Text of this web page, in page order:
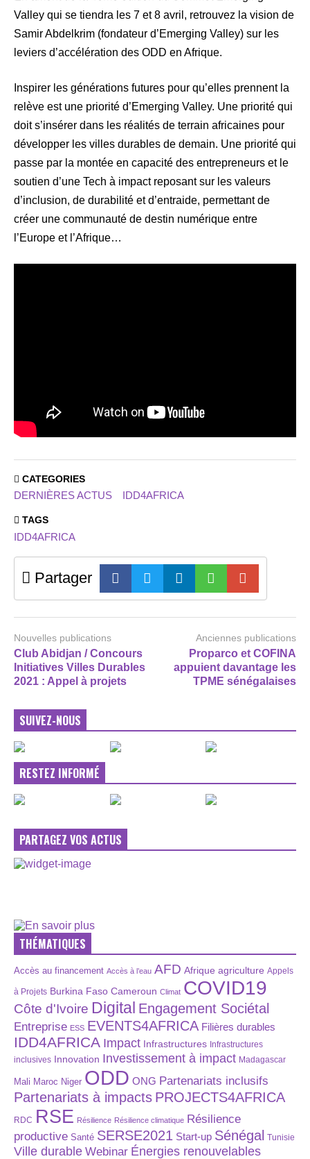
Valley qui se tiendra les 7 et 8 avril, retrouvez la vision de
Samir Abdelkrim (fondateur d’Emerging Valley) sur les
leviers d’accélération des ODD en Afrique.
Inspirer les générations futures pour qu’elles prennent la
relève est une priorité d’Emerging Valley. Une priorité qui
doit s’insérer dans les réalités de terrain africaines pour
développer les villes durables de demain. Une priorité qui
passe par la montée en capacité des entrepreneurs et le
soutien d’une Tech à impact reposant sur les valeurs
d’inclusion, de durabilité et d’entraide, permettant de
créer une communauté de destin numérique entre
l’Europe et l’Afrique…
CATEGORIES
DERNIÈRES ACTUS IDD4AFRICA
TAGS
IDD4AFRICA
Partager
Nouvelles publications
Club Abidjan / Concours
Initiatives Villes Durables
2021 : Appel à projets
Anciennes publications
Proparco et COFINA
appuient davantage les
TPME sénégalaises
SUIVEZ-NOUS
RESTEZ INFORMÉ
PARTAGEZ VOS ACTUS
THÉMATIQUES
Accès au financement Accès à l’eau AFD Afrique agriculture Appels
à Projets Burkina Faso Cameroun Climat COVID19
Côte d'Ivoire Digital Engagement Sociétal
Entreprise ESS EVENTS4AFRICA Filières durables
IDD4AFRICA Impact Infrastructures Infrastructures
inclusives Innovation Investissement à impact Madagascar
Mali Maroc Niger ODD ONG Partenariats inclusifs
Partenariats à impacts PROJECTS4AFRICA
RDC RSE Résilience Résilience climatique Résilience
productive Santé SERSE2021 Start-up Sénégal Tunisie
Ville durable Webinar Énergies renouvelables